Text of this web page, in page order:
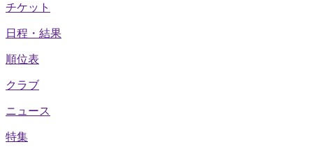
チケット
日程・結果
順位表
クラブ
ニュース
特集